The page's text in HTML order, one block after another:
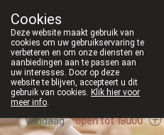
089/382429
Vandaag open tot 19u00
Cookies
Deze website maakt gebruik van
cookies om uw gebruikservaring te
verbeteren en om onze diensten en
aanbiedingen aan te passen aan
uw interesses. Door op deze
website te blijven, accepteert u dit
gebruik van cookies. Klik hier voor
meer info.